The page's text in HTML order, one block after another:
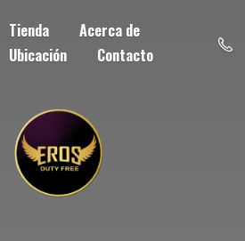
Tienda
Acerca de
Ubicación
Contacto